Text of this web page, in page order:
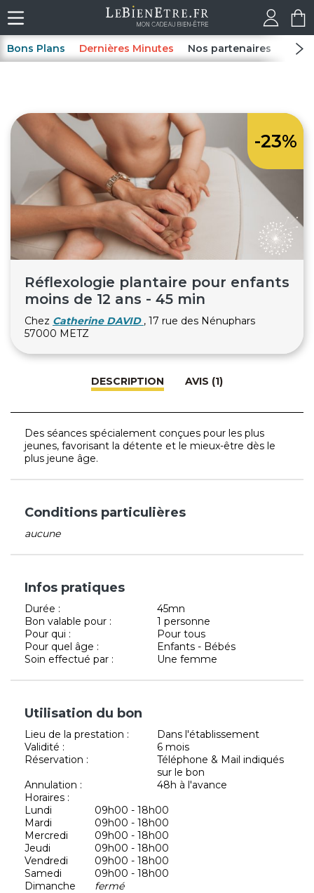
Bons Plans Dernières Minutes Nos partenaires Spas
-23%
Réflexologie plantaire pour enfants
moins de 12 ans - 45 min
Chez Catherine DAVID , 17 rue des Nénuphars
57000 METZ
DESCRIPTION AVIS (1)
Des séances spécialement conçues pour les plus
jeunes, favorisant la détente et le mieux-être dès le
plus jeune âge.
Conditions particulières
aucune
Infos pratiques
Durée :
45mn
Bon valable pour :
1 personne
Pour qui :
Pour tous
Pour quel âge :
Enfants - Bébés
Soin effectué par :
Une femme
Utilisation du bon
Lieu de la prestation :
Dans l'établissement
Validité :
6 mois
Réservation :
Téléphone & Mail indiqués
sur le bon
Annulation :
48h à l'avance
Horaires :
Lundi
09h00 - 18h00
Mardi
09h00 - 18h00
Mercredi
09h00 - 18h00
Jeudi
09h00 - 18h00
Vendredi
09h00 - 18h00
Samedi
09h00 - 18h00
Dimanche
fermé